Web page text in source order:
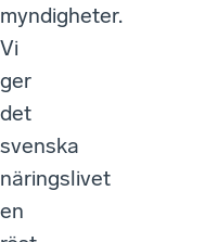
myndigheter.
Vi
ger
det
svenska
näringslivet
en